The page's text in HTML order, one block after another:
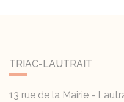
TRIAC-LAUTRAIT
13 rue de la Mairie -